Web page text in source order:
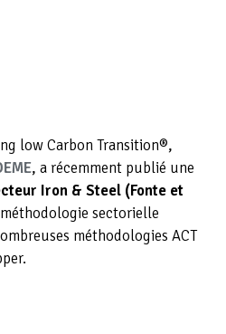
low Carbon Transition®,
, a récemment publié une
Iron & Steel (Fonte et
sectorielle
méthodologies ACT